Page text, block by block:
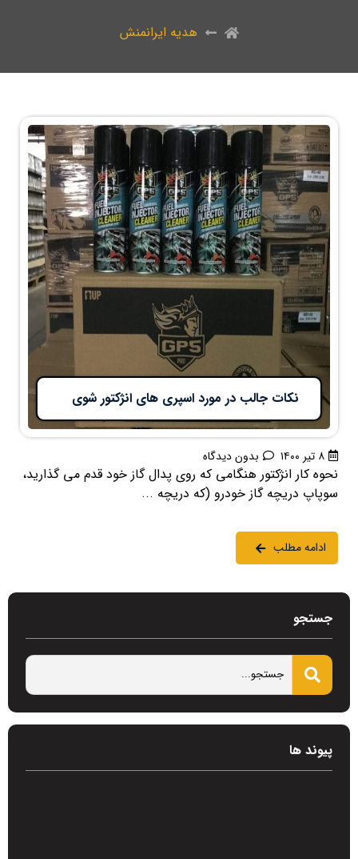
هدیه ایرانمنش
نکات جالب در مورد اسپری های انژکتور شوی
۸ تیر ۱۴۰۰ بدون دیدگاه
نحوه کار انژکتور هنگامی که روی پدال گاز خود قدم می گذارید،
سوپاپ دریچه گاز خودرو (که دریچه ...
ادامه مطلب
جستجو
پیوند ها